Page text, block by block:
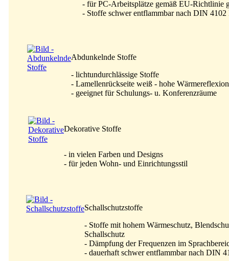
- für PC-Arbeitsplätze gemäß EU-Richtlinie
- Stoffe schwer entflammbar nach DIN 4102
Abdunkelnde Stoffe
- lichtundurchlässige Stoffe
- Lamellenrückseite weiß - hohe Wärmereflexion
- geeignet für Schulungs- u. Konferenzräume
Dekorative Stoffe
- in vielen Farben und Designs
- für jeden Wohn- und Einrichtungsstil
Schallschutzstoffe
- Stoffe mit hohem Wärmeschutz,
Schallschutz
- Dämpfung der Frequenzen im
- dauerhaft schwer entflammbar nach DIN